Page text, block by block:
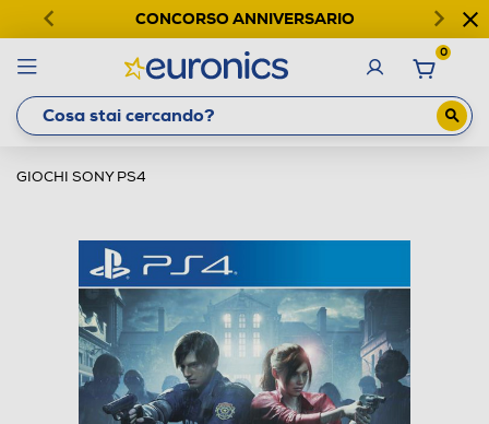
CONCORSO ANNIVERSARIO
0
GIOCHI SONY PS4